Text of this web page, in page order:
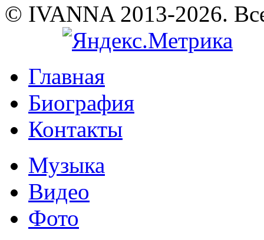
© IVANNA 2013-2026.
Главная
Биография
Контакты
Музыка
Видео
Фото